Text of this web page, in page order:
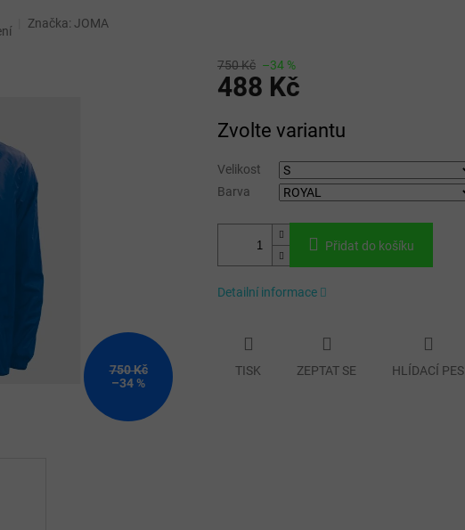
Značka: JOMA
750 Kč
–34 %
750 Kč –34 %
488 Kč
cena:
Zvolte variantu
Velikost
Barva
Přidat do košíku
Detailní informace
TISK ZEPTAT SE HLÍDACÍ PES